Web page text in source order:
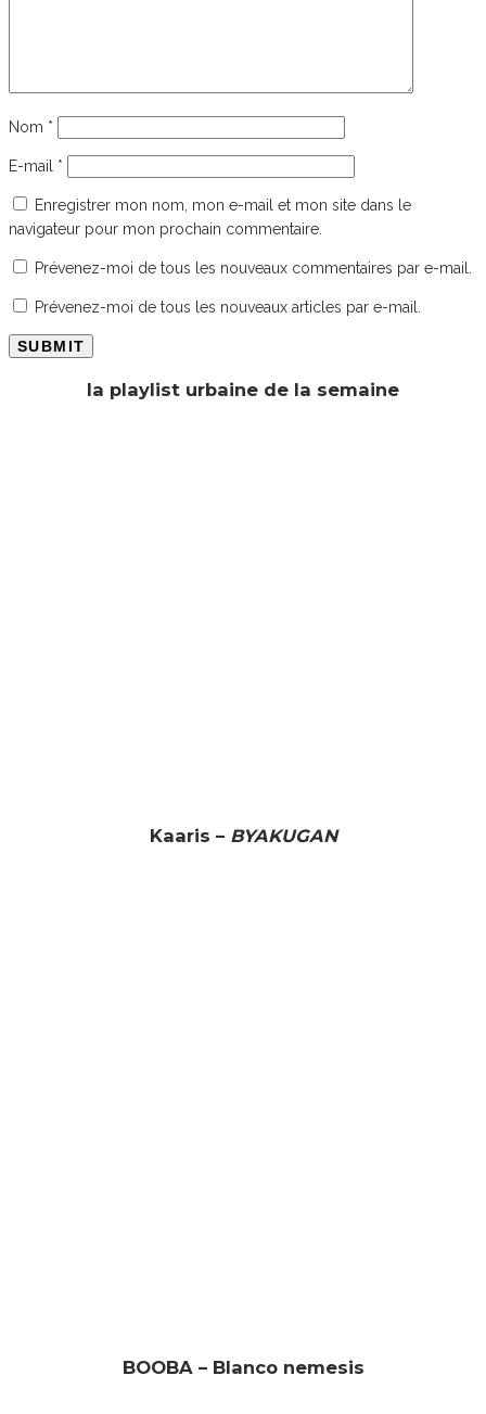
Nom *
E-mail *
Enregistrer mon nom, mon e-mail et mon site dans le
navigateur pour mon prochain commentaire.
Prévenez-moi de tous les nouveaux commentaires par e-mail.
Prévenez-moi de tous les nouveaux articles par e-mail.
la playlist urbaine de la semaine
Kaaris – BYAKUGAN
BOOBA – Blanco nemesis